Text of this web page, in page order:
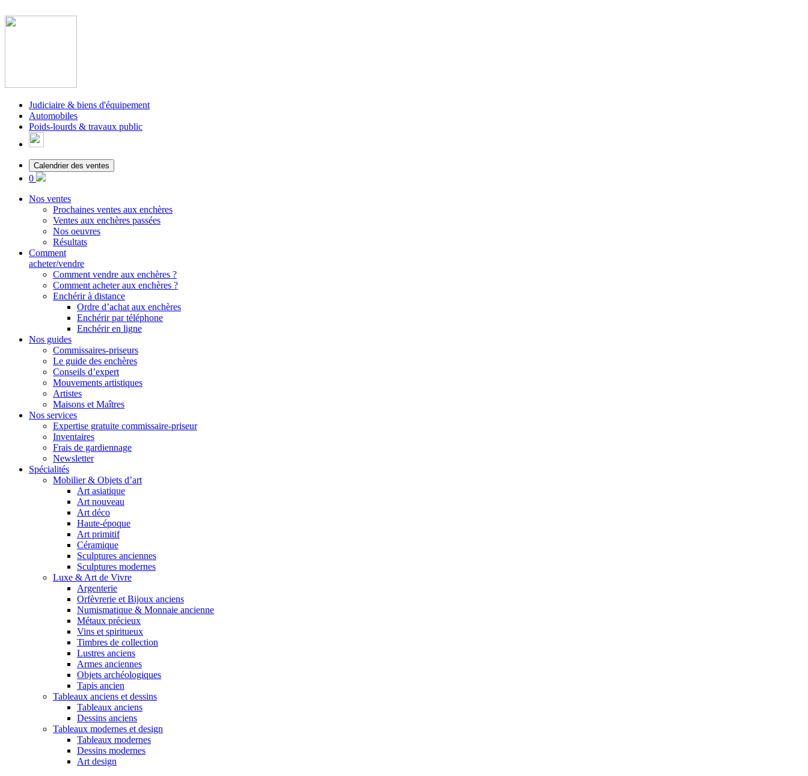
Judiciaire & biens d'équipement
Automobiles
Poids-lourds & travaux public
Calendrier des ventes
0
Nos ventes
Prochaines ventes aux enchères
Ventes aux enchères passées
Nos oeuvres
Résultats
Comment
acheter/vendre
Comment vendre aux enchères ?
Comment acheter aux enchères ?
Enchérir à distance
Ordre d’achat aux enchères
Enchérir par téléphone
Enchérir en ligne
Nos guides
Commissaires-priseurs
Le guide des enchères
Conseils d’expert
Mouvements artistiques
Artistes
Maisons et Maîtres
Nos services
Expertise gratuite commissaire-priseur
Inventaires
Frais de gardiennage
Newsletter
Spécialités
Mobilier & Objets d’art
Art asiatique
Art nouveau
Art déco
Haute-époque
Art primitif
Céramique
Sculptures anciennes
Sculptures modernes
Luxe & Art de Vivre
Argenterie
Orfèvrerie et Bijoux anciens
Numismatique & Monnaie ancienne
Métaux précieux
Vins et spiritueux
Timbres de collection
Lustres anciens
Armes anciennes
Objets archéologiques
Tapis ancien
Tableaux anciens et dessins
Tableaux anciens
Dessins anciens
Tableaux modernes et design
Tableaux modernes
Dessins modernes
Art design